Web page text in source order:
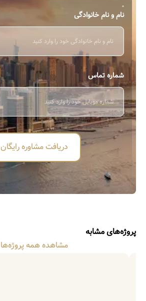
نام و نام خانوادگی
شماره تماس
دریافت مشاوره رایگان
پروژه‌های مشابه
مشاهده همه پروژه‌ها